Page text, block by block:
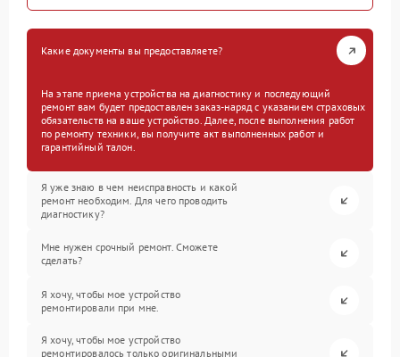
Какие документы вы предоставляете?
На этапе приема устройства на диагностику и последующий
ремонт вам будет предоставлен заказ-наряд с указанием страховых
обязательств на ваше устройство. Далее, после выполнения работ
по ремонту техники, вы получите акт выполненных работ и
гарантийный талон.
Я уже знаю в чем неисправность и какой
ремонт необходим. Для чего проводить
диагностику?
Мне нужен срочный ремонт. Сможете
сделать?
Я хочу, чтобы мое устройство
ремонтировали при мне.
Я хочу, чтобы мое устройство
ремонтировалось только оригинальными